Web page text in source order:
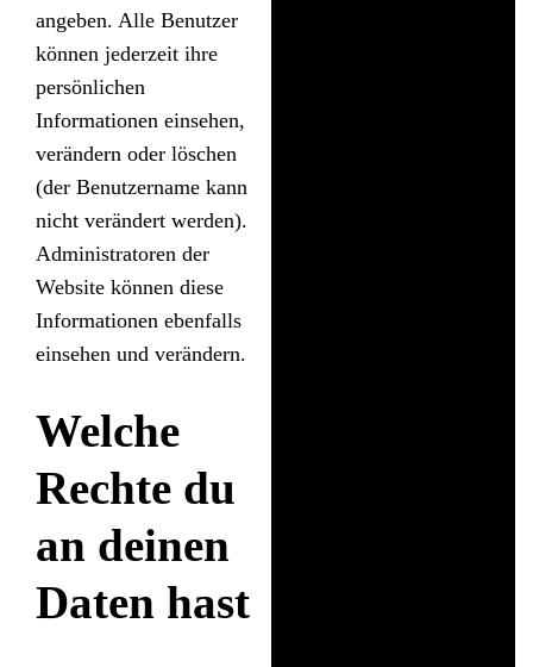
angeben. Alle Benutzer
können jederzeit ihre
persönlichen
Informationen einsehen,
verändern oder löschen
(der Benutzername kann
nicht verändert werden).
Administratoren der
Website können diese
Informationen ebenfalls
einsehen und verändern.
Welche
Rechte du
an deinen
Daten hast